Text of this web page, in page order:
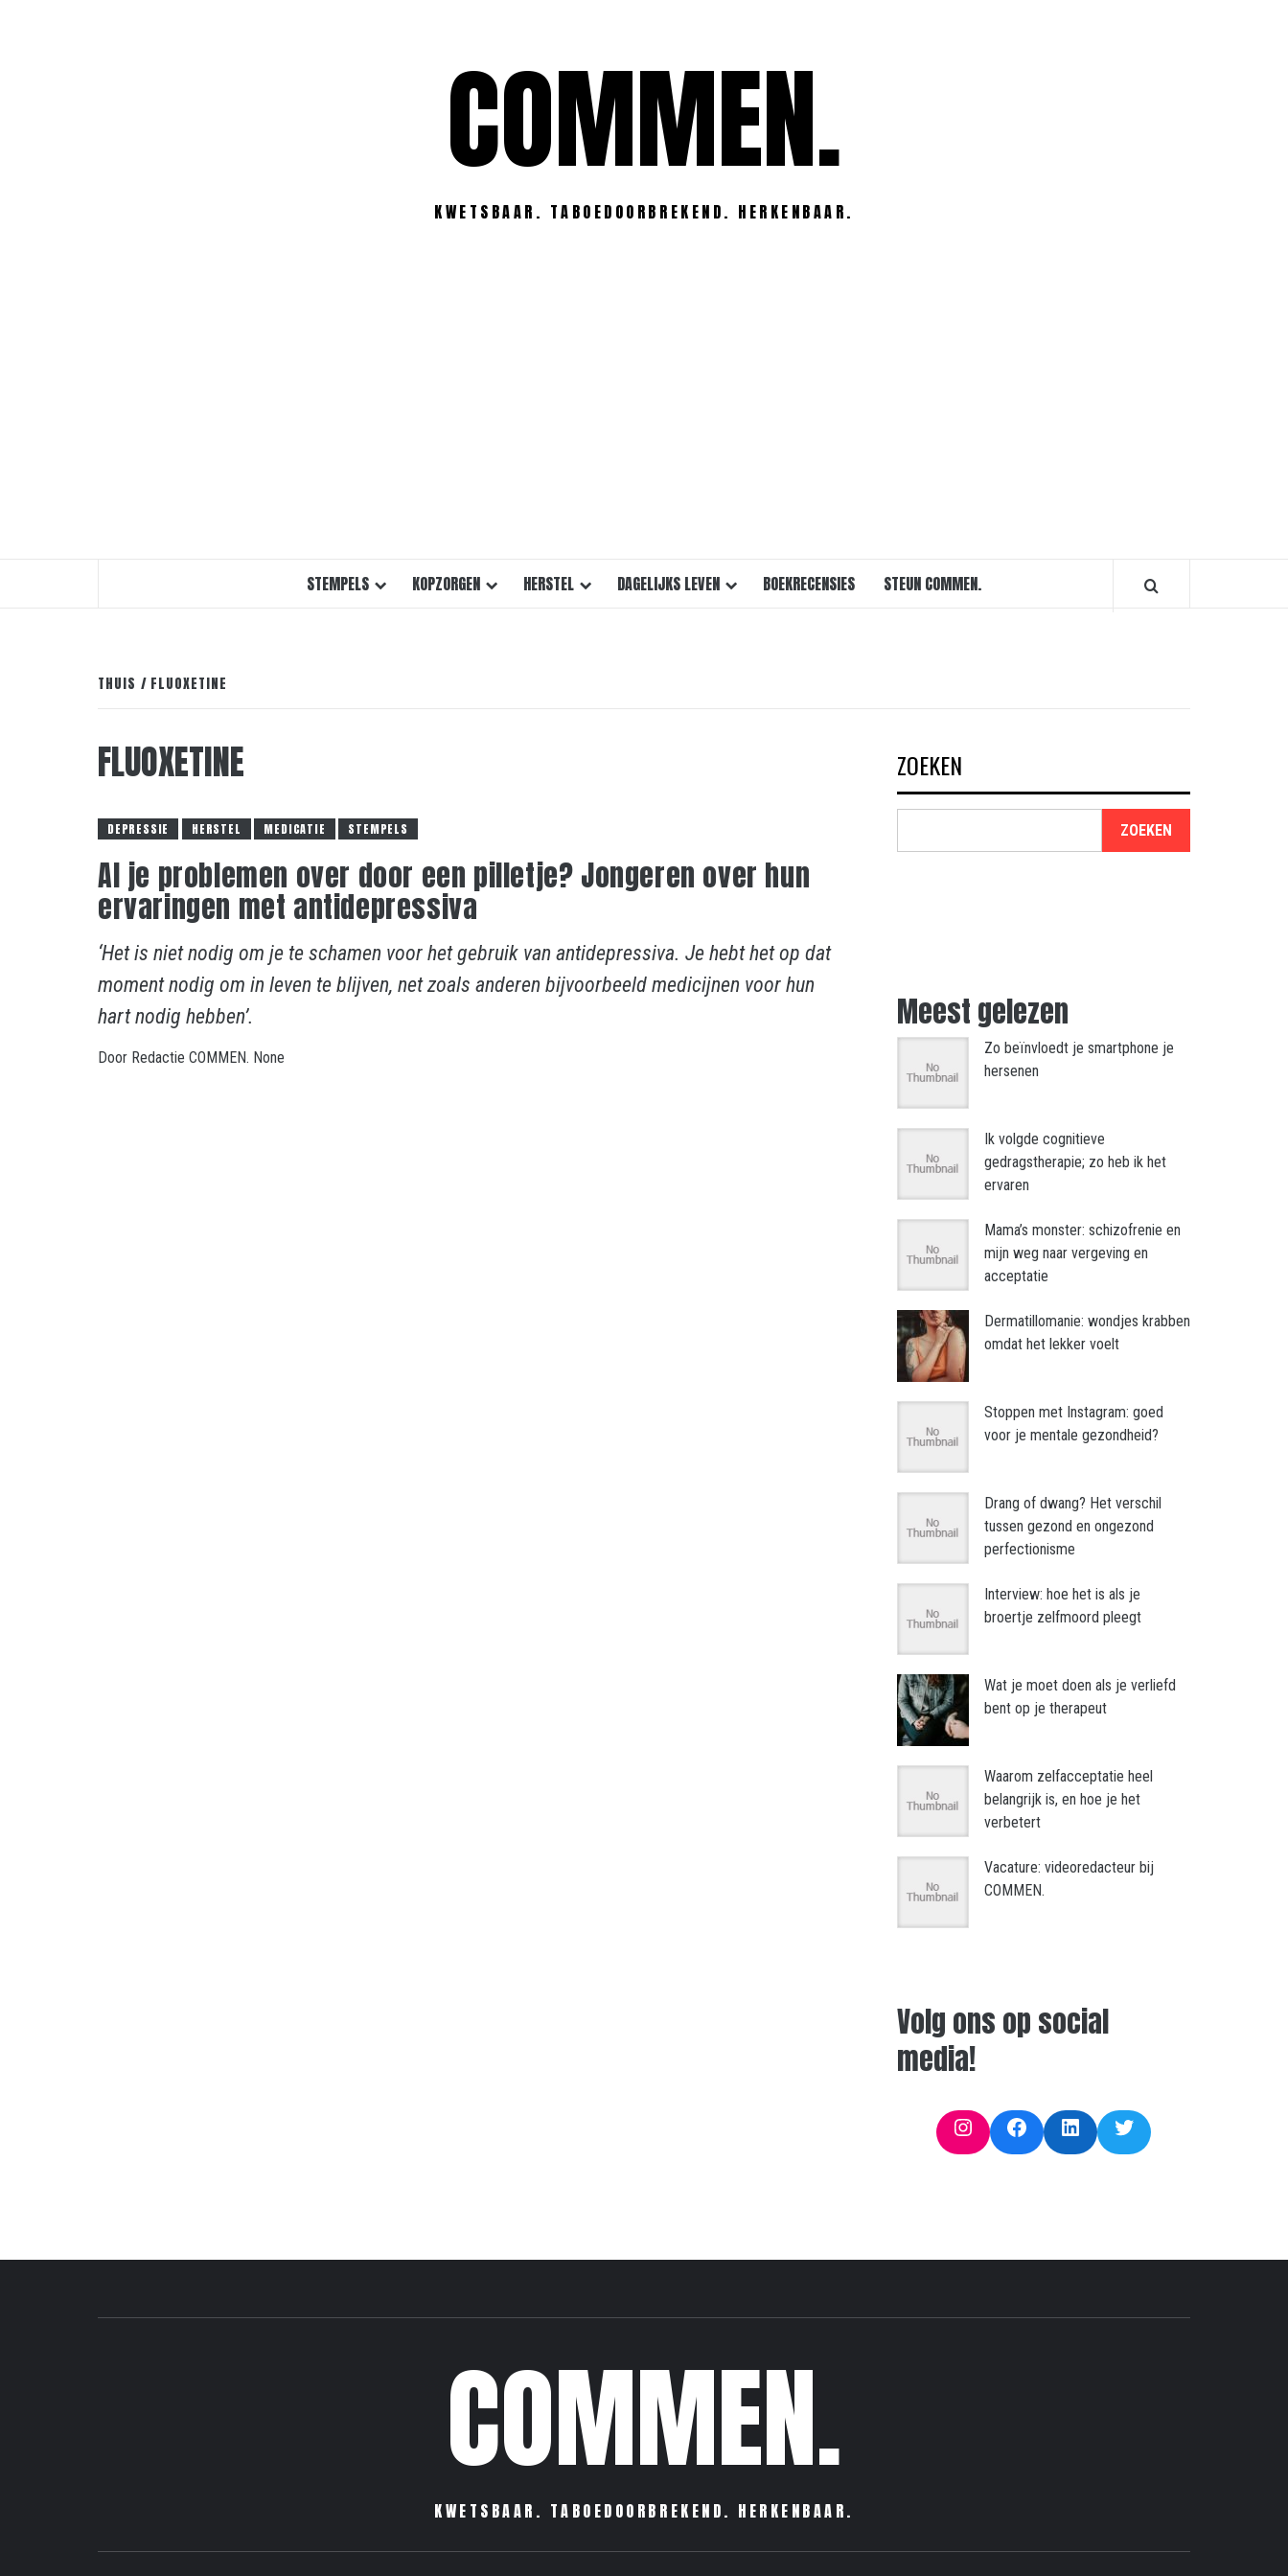
COMMEN.
KWETSBAAR. TABOEDOORBREKEND. HERKENBAAR.
STEMPELS KOPZORGEN HERSTEL DAGELIJKS LEVEN BOEKRECENSIES STEUN COMMEN.
THUIS FLUOXETINE
FLUOXETINE
DEPRESSIE HERSTEL MEDICATIE STEMPELS
Al je problemen over door een pilletje? Jongeren over hun
ervaringen met antidepressiva
‘Het is niet nodig om je te schamen voor het gebruik van antidepressiva. Je hebt het op dat
moment nodig om in leven te blijven, net zoals anderen bijvoorbeeld medicijnen voor hun
hart nodig hebben’.
Door Redactie COMMEN. None
ZOEKEN
ZOEKEN
Meest gelezen
Zo beïnvloedt je smartphone je
hersenen
Ik volgde cognitieve
gedragstherapie; zo heb ik het
ervaren
Mama’s monster: schizofrenie en
mijn weg naar vergeving en
acceptatie
Dermatillomanie: wondjes krabben
omdat het lekker voelt
Stoppen met Instagram: goed
voor je mentale gezondheid?
Drang of dwang? Het verschil
tussen gezond en ongezond
perfectionisme
Interview: hoe het is als je
broertje zelfmoord pleegt
Wat je moet doen als je verliefd
bent op je therapeut
Waarom zelfacceptatie heel
belangrijk is, en hoe je het
verbetert
Vacature: videoredacteur bij
COMMEN.
Volg ons op social
media!
InstagramFacebookLinkedInTwitter
COMMEN.
KWETSBAAR. TABOEDOORBREKEND. HERKENBAAR.